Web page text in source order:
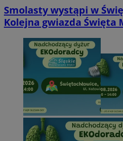
Smolasty wystąpi w
Kolejna gwiazda Święta